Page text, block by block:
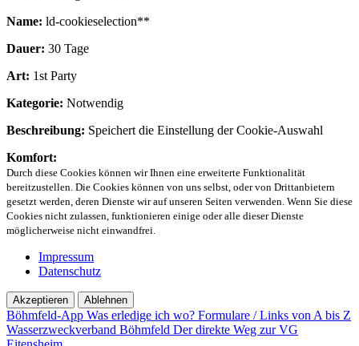
Name: ld-cookieselection**
Dauer: 30 Tage
Art: 1st Party
Kategorie: Notwendig
Beschreibung: Speichert die Einstellung der Cookie-Auswahl
Komfort:
Durch diese Cookies können wir Ihnen eine erweiterte Funktionalität
bereitzustellen. Die Cookies können von uns selbst, oder von Drittanbietern
gesetzt werden, deren Dienste wir auf unseren Seiten verwenden. Wenn Sie diese
Cookies nicht zulassen, funktionieren einige oder alle dieser Dienste
möglicherweise nicht einwandfrei.
Impressum
Datenschutz
Akzeptieren Ablehnen
Böhmfeld-App Was erledige ich wo? Formulare / Links von A bis Z
Wasserzweckverband Böhmfeld Der direkte Weg zur VG